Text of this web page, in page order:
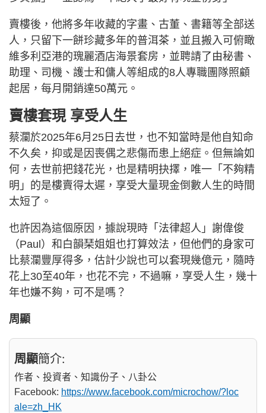
賣樓後，他將多年收藏的字畫、古董、書籍等全部送
人，只留下一餅珍藏多年的普洱茶，並且搬入可俯瞰
維多利亞港的瑰麗酒店海景套房，並聘請了由秘書、
助理、司機、護士和傭人等組成的8人專職團隊照顧
起居，每月開銷達50萬元。
賣樓套現 享受人生
蔡瀾於2025年6月25日去世，也不知當時是他自知命
不久矣，抑或是因喪偶之悲傷而患上絕症。但無論如
何，去世前把錢花光，也是精明抉擇，唯一「不夠精
明」的是樓賣得太遲，享受大量現金倒數人生的時間
太短了。
也許因為這個原因，據說現時「法律超人」謝偉俊
（Paul）和白韻琹姐姐也打算效法，但他們的身家可
比蔡瀾豐厚得多，估計少說也可以套現幾億元，隨時
花上30至40年，也花不完，不過嘛，享受人生，幾十
年也嫌不夠，可不是嗎？
周顯
周顯簡介:
作者、投資者、知識份子、八卦公
Facebook: https://www.facebook.com/microchow/?loc
ale=zh_HK